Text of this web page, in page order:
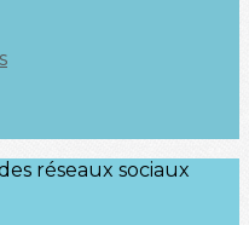
réseaux sociaux